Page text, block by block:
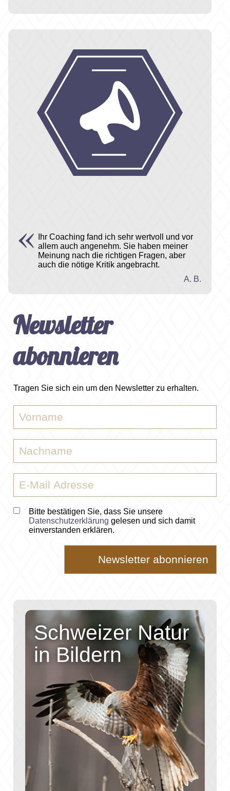
Ihr Coaching fand ich sehr wertvoll und vor
allem auch angenehm. Sie haben meiner
Meinung nach die richtigen Fragen, aber
auch die nötige Kritik angebracht.
A. B.
Newsletter
abonnieren
Tragen Sie sich ein um den Newsletter zu erhalten.
Bitte bestätigen Sie, dass Sie unsere
Datenschutzerklärung gelesen und sich damit
einverstanden erklären.
Schweizer Natur
in Bildern